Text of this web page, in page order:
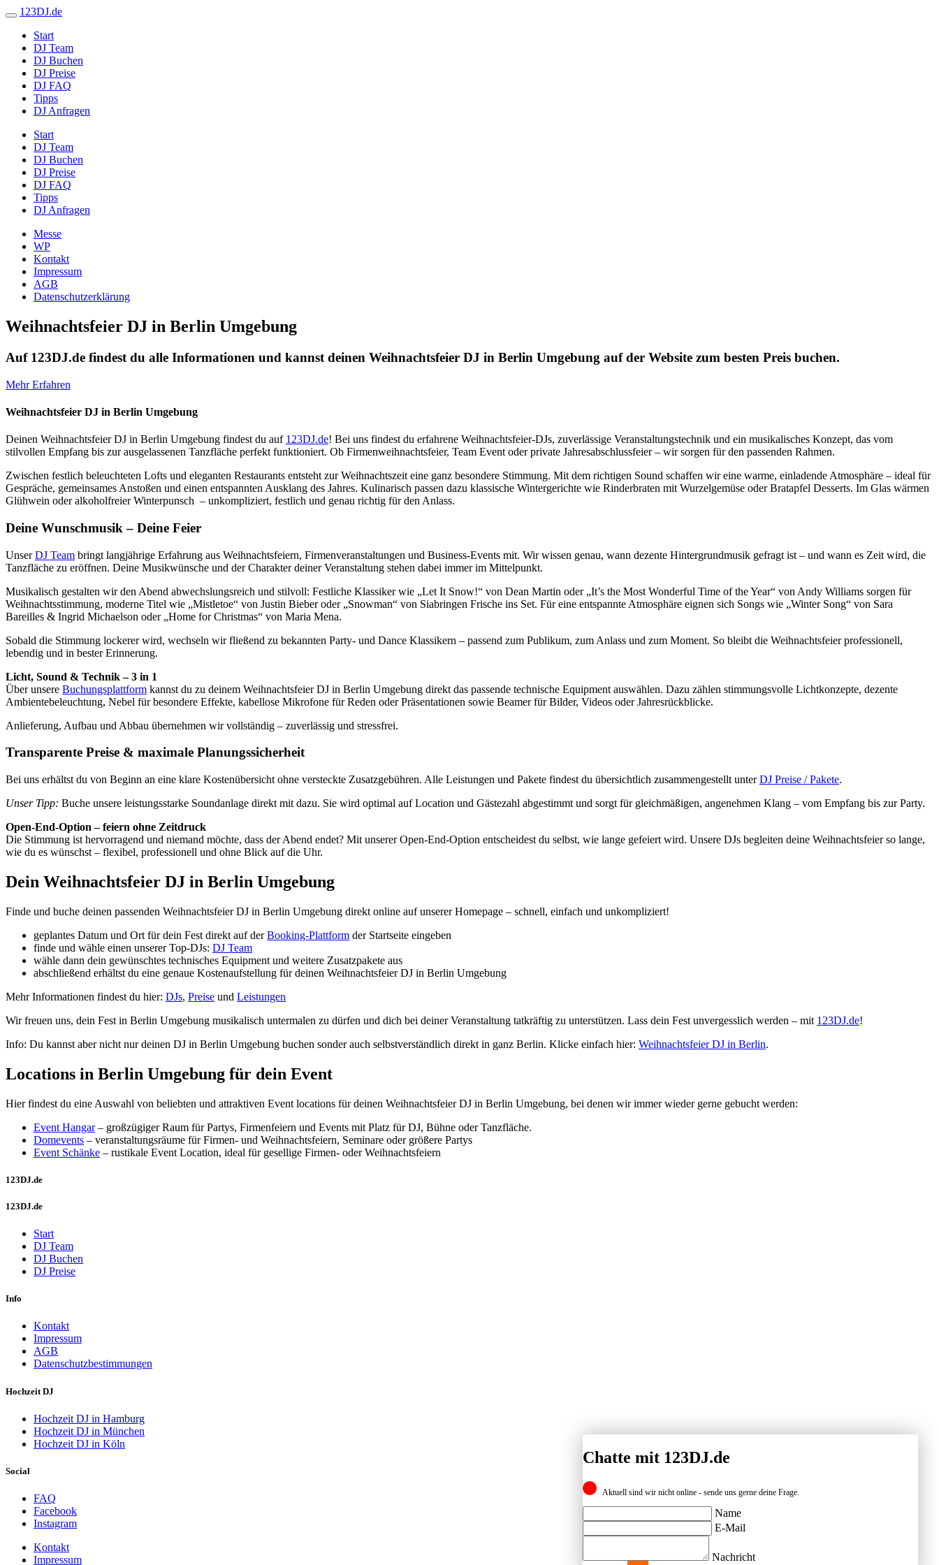
123DJ.de
Start
DJ Team
DJ Buchen
DJ Preise
DJ FAQ
Tipps
DJ Anfragen
Start
DJ Team
DJ Buchen
DJ Preise
DJ FAQ
Tipps
DJ Anfragen
Messe
WP
Kontakt
Impressum
AGB
Datenschutzerklärung
Weihnachtsfeier DJ in Berlin Umgebung
Auf 123DJ.de findest du alle Informationen und kannst deinen Weihnachtsfeier DJ in Berlin Umgebung auf der Website zum besten Preis buchen.
Mehr Erfahren
Weihnachtsfeier DJ in Berlin Umgebung
Deinen Weihnachtsfeier DJ in Berlin Umgebung findest du auf 123DJ.de! Bei uns findest du erfahrene Weihnachtsfeier-DJs, zuverlässige Veranstaltungstechnik und ein musikalisches Konzept, das vom
stilvollen Empfang bis zur ausgelassenen Tanzfläche perfekt funktioniert. Ob Firmenweihnachtsfeier, Team Event oder private Jahresabschlussfeier – wir sorgen für den passenden Rahmen.
Zwischen festlich beleuchteten Lofts und eleganten Restaurants entsteht zur Weihnachtszeit eine ganz besondere Stimmung. Mit dem richtigen Sound schaffen wir eine warme, einladende Atmosphäre – ideal für
Gespräche, gemeinsames Anstoßen und einen entspannten Ausklang des Jahres. Kulinarisch passen dazu klassische Wintergerichte wie Rinderbraten mit Wurzelgemüse oder Bratapfel Desserts. Im Glas wärmen
Glühwein oder alkoholfreier Winterpunsch – unkompliziert, festlich und genau richtig für den Anlass.
Deine Wunschmusik – Deine Feier
UnserDJ Team bringt langjährige Erfahrung aus Weihnachtsfeiern, Firmenveranstaltungen und Business-Events mit. Wir wissen genau, wann dezente Hintergrundmusik gefragt ist – und wann es Zeit wird, die
Tanzfläche zu eröffnen. Deine Musikwünsche und der Charakter deiner Veranstaltung stehen dabei immer im Mittelpunkt.
Musikalisch gestalten wir den Abend abwechslungsreich und stilvoll: Festliche Klassiker wie „Let It Snow!“ von Dean Martin oder „It’s the Most Wonderful Time of the Year“ von Andy Williams sorgen für
Weihnachtsstimmung, moderne Titel wie „Mistletoe“ von Justin Bieber oder „Snowman“ von Siabringen Frische ins Set. Für eine entspannte Atmosphäre eignen sich Songs wie „Winter Song“ von Sara
Bareilles & Ingrid Michaelson oder „Home for Christmas“ von Maria Mena.
Sobald die Stimmung lockerer wird, wechseln wir fließend zu bekannten Party- und Dance Klassikern – passend zum Publikum, zum Anlass und zum Moment. So bleibt die Weihnachtsfeier professionell,
lebendig und in bester Erinnerung.
Licht, Sound & Technik – 3 in 1
Über unsere Buchungsplattform kannst du zu deinem Weihnachtsfeier DJ in Berlin Umgebung direkt das passende technische Equipment auswählen. Dazu zählen stimmungsvolle Lichtkonzepte, dezente
Ambientebeleuchtung, Nebel für besondere Effekte, kabellose Mikrofone für Reden oder Präsentationen sowie Beamer für Bilder, Videos oder Jahresrückblicke.
Anlieferung, Aufbau und Abbau übernehmen wir vollständig – zuverlässig und stressfrei.
Transparente Preise & maximale Planungssicherheit
Bei uns erhältst du von Beginn an eine klare Kostenübersicht ohne versteckte Zusatzgebühren. Alle Leistungen und Pakete findest du übersichtlich zusammengestellt unterDJ Preise / Pakete.
Unser Tipp: Buche unsere leistungsstarke Soundanlage direkt mit dazu. Sie wird optimal auf Location und Gästezahl abgestimmt und sorgt für gleichmäßigen, angenehmen Klang – vom Empfang bis zur Party.
Open-End-Option – feiern ohne Zeitdruck
Die Stimmung ist hervorragend und niemand möchte, dass der Abend endet? Mit unserer Open-End-Option entscheidest du selbst, wie lange gefeiert wird. Unsere DJs begleiten deine Weihnachtsfeier so lange,
wie du es wünschst – flexibel, professionell und ohne Blick auf die Uhr.
Dein Weihnachtsfeier DJ in Berlin Umgebung
Finde und buche deinen passenden Weihnachtsfeier DJ in Berlin Umgebung direkt online auf unserer Homepage – schnell, einfach und unkompliziert!
geplantes Datum und Ort für dein Fest direkt auf derBooking-Plattform der Startseite eingeben
finde und wähle einen unserer Top-DJs: DJ Team
wähle dann dein gewünschtes technisches Equipment und weitere Zusatzpakete aus
abschließend erhältst du eine genaue Kostenaufstellung für deinen Weihnachtsfeier DJ in Berlin Umgebung
Mehr Informationen findest du hier: DJs, Preise und Leistungen
Wir freuen uns, dein Fest in Berlin Umgebung musikalisch untermalen zu dürfen und dich bei deiner Veranstaltung tatkräftig zu unterstützen. Lass dein Fest unvergesslich werden – mit 123DJ.de!
Info: Du kannst aber nicht nur deinen DJ in Berlin Umgebung buchen sonder auch selbstverständlich direkt in ganz Berlin. Klicke einfach hier: Weihnachtsfeier DJ in Berlin.
Locations in Berlin Umgebung für dein Event
Hier findest du eine Auswahl von beliebten und attraktiven Event locations für deinen Weihnachtsfeier DJ in Berlin Umgebung, bei denen wir immer wieder gerne gebucht werden:
Event Hangar– großzügiger Raum für Partys, Firmenfeiern und Events mit Platz für DJ, Bühne oder Tanzfläche.
Domevents – veranstaltungsräume für Firmen‑ und Weihnachtsfeiern, Seminare oder größere Partys
Event Schänke – rustikale Event Location, ideal für gesellige Firmen‑ oder Weihnachtsfeiern
123DJ.de
123DJ.de
Start
DJ Team
DJ Buchen
DJ Preise
Info
Kontakt
Impressum
AGB
Datenschutzbestimmungen
Hochzeit DJ
Hochzeit DJ in Hamburg
Hochzeit DJ in München
Hochzeit DJ in Köln
Social
FAQ
Facebook
Instagram
Kontakt
Impressum
Chatte mit 123DJ.de
Aktuell sind wir nicht online - sende uns gerne deine Frage.
Name
E-Mail
Nachricht